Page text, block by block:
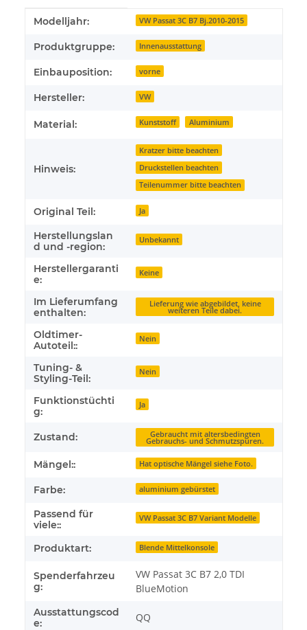
Produkteigenschaft
Wert
Modelljahr: VW Passat 3C B7 Bj.2010-2015
Produktgruppe: Innenausstattung
Einbauposition: vorne
Hersteller: VW
Material: Kunststoff Aluminium
Hinweis:
Kratzer bitte beachten
Druckstellen beachten
Teilenummer bitte beachten
Original Teil: Ja
Herstellungslan
d und -region:
Unbekannt
Herstellergaranti
e:
Keine
Im Lieferumfang
enthalten:
Lieferung wie abgebildet, keine
weiteren Teile dabei.
Oldtimer-
Autoteil::
Nein
Tuning- &
Styling-Teil:
Nein
Funktionstüchti
g:
Ja
Zustand: Gebraucht mit altersbedingten
Gebrauchs- und Schmutzspuren.
Mängel:: Hat optische Mängel siehe Foto.
Farbe: aluminium gebürstet
Passend für
viele::
VW Passat 3C B7 Variant Modelle
Produktart: Blende Mittelkonsole
Spenderfahrzeu
g:
VW Passat 3C B7 2,0 TDI
BlueMotion
Ausstattungscod
e:
QQ